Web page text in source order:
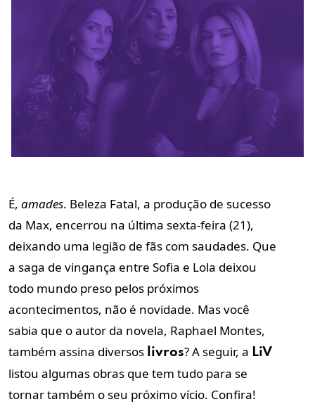
É, amades. Beleza Fatal, a produção de sucesso
da Max, encerrou na última sexta-feira (21),
deixando uma legião de fãs com saudades. Que
a saga de vingança entre Sofia e Lola deixou
todo mundo preso pelos próximos
acontecimentos, não é novidade. Mas você
sabia que o autor da novela, Raphael Montes,
também assina diversos livros? A seguir, a LiV
listou algumas obras que tem tudo para se
tornar também o seu próximo vício. Confira!